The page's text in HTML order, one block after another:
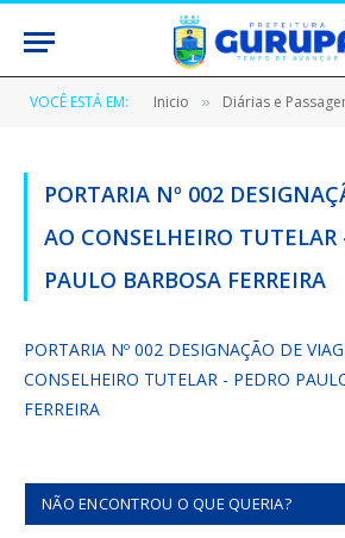
VOCÊ ESTÁ EM: Inicio » Diárias e
PORTARIA Nº 002
AO CONSELHEIRO TUTELAR
PAULO BARBOSA FERREIRA
PORTARIA Nº 002 DESIGNAÇÃO DE
CONSELHEIRO TUTELAR - PEDRO
FERREIRA
NÃO ENCONTROU O QUE QUERIA?